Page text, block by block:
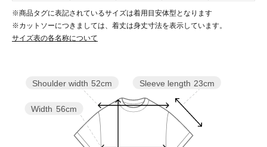
※商品タグに表記されているサイズは着用目安体型となります
※カットソーにつきましては、着丈は身丈寸法を表示しています。
サイズ表の各名称について
Sleeve length 23cm
Width 56cm
Shoulder width 52cm